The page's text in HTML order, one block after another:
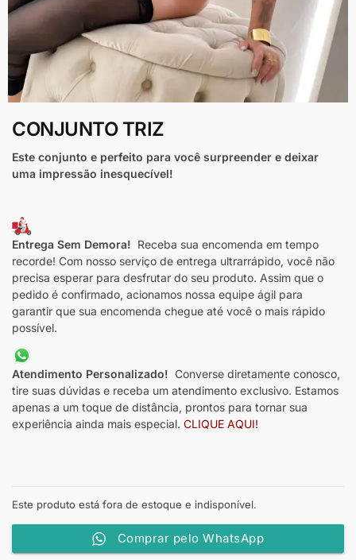
CONJUNTO TRIZ
Este conjunto e perfeito para você surpreender e deixar
uma impressão inesquecível!
Entrega Sem Demora! Receba sua encomenda em tempo
recorde! Com nosso serviço de entrega ultrarrápido, você não
precisa esperar para desfrutar do seu produto. Assim que o
pedido é confirmado, acionamos nossa equipe ágil para
garantir que sua encomenda chegue até você o mais rápido
possível.
Atendimento Personalizado! Converse diretamente conosco,
tire suas dúvidas e receba um atendimento exclusivo. Estamos
apenas a um toque de distância, prontos para tornar sua
experiência ainda mais especial. CLIQUE AQUI!
Este produto está fora de estoque e indisponível.
Comprar pelo WhatsApp